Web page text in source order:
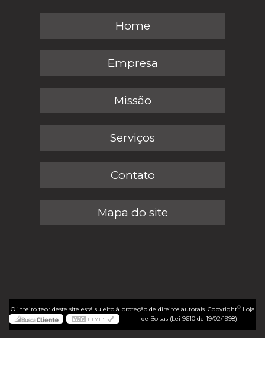
Home
Empresa
Missão
Serviços
Contato
Mapa do site
O inteiro teor deste site está sujeito à proteção de direitos autorais. Copyright©Loja
de Bolsas (Lei 9610 de 19/02/1998)